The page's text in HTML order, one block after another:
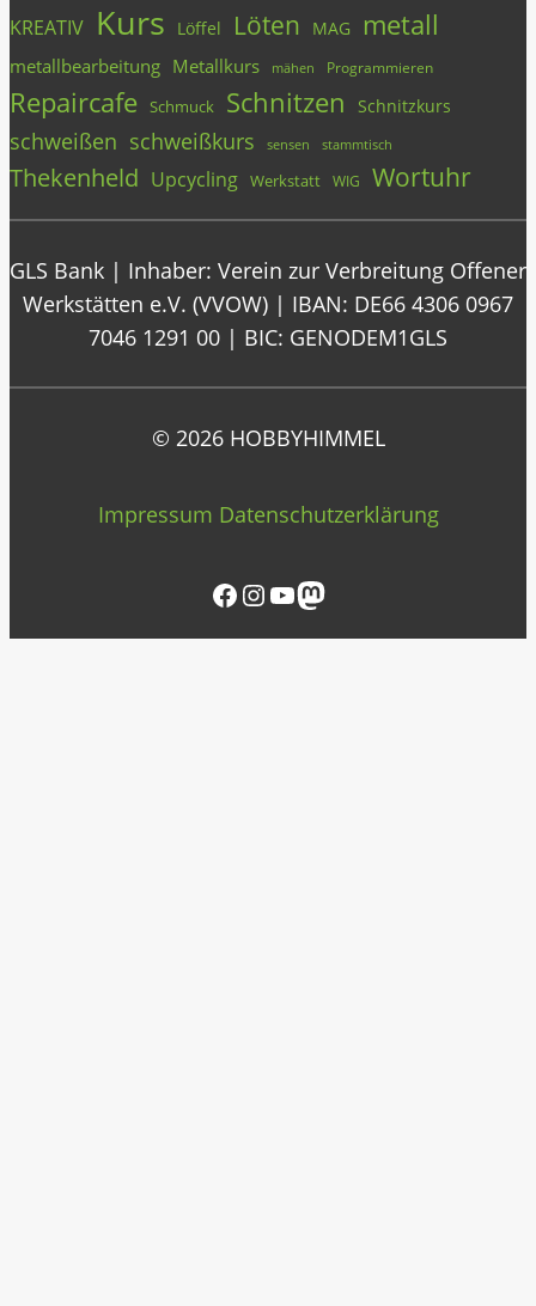
KREATIV Kurs Löffel Löten MAG metall
metallbearbeitung Metallkurs mähen Programmieren
Repaircafe Schmuck Schnitzen Schnitzkurs
schweißen schweißkurs sensen stammtisch
Thekenheld Upcycling Werkstatt WIG Wortuhr
GLS Bank | Inhaber: Verein zur Verbreitung Offener
Werkstätten e.V. (VVOW) | IBAN: DE66 4306 0967
7046 1291 00 | BIC: GENODEM1GLS
© 2026 HOBBYHIMMEL
Impressum Datenschutzerklärung
Facebook InstagramYouTube Mastodon